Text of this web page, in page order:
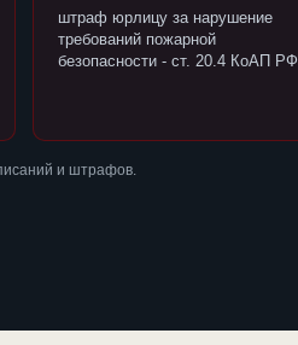
штраф юрлицу за нарушение
требований пожарной
безопасности - ст. 20.4 КоАП РФ
и штрафов.